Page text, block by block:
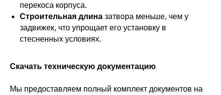
перекоса корпуса.
Строительная длина затвора меньше, чем у
задвижек, что упрощает его установку в
стесненных условиях.
Скачать техническую документацию
Мы предоставляем полный комплект документов на